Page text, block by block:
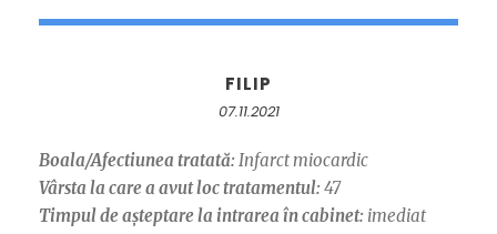
FILIP
07.11.2021
Boala/Afectiunea tratată: Infarct miocardic
Vârsta la care a avut loc tratamentul: 47
Timpul de așteptare la intrarea în cabinet: imediat